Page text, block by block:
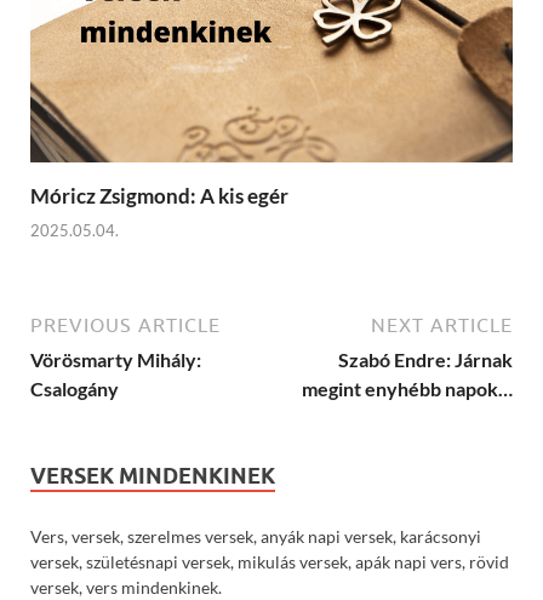
Móricz Zsigmond: A kis egér
2025.05.04.
PREVIOUS ARTICLE
Vörösmarty Mihály:
Csalogány
NEXT ARTICLE
Szabó Endre: Járnak
megint enyhébb napok…
VERSEK MINDENKINEK
Vers, versek, szerelmes versek, anyák napi versek, karácsonyi
versek, születésnapi versek, mikulás versek, apák napi vers, rövid
versek, vers mindenkinek.